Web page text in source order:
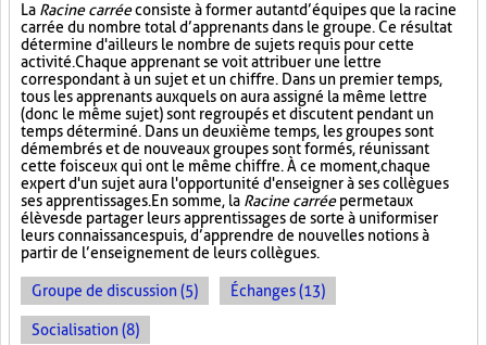
La Racine carréeconsiste à former autant d’équipes que la racine
carrée du nombre total d’apprenants dans le groupe. Ce résultat
détermine d'ailleurs le nombre de sujets requis pour cette
activité. Chaque apprenant se voit attribuer une lettre
correspondant à un sujet et un chiffre. Dans un premier temps,
tous les apprenants auxquels on aura assigné la même lettre
(donc le même sujet) sont regroupés et discutent pendant un
temps déterminé. Dans un deuxième temps, les groupes sont
démembrés et de nouveaux groupes sont formés, réunissant
cette fois ceux qui ont le même chiffre. À ce moment, chaque
expert d'un sujet aura l'opportunité d'enseigner à ses collègues
ses apprentissages. En somme, la Racine carréepermet aux
élèves de partager leurs apprentissages de sorte à uniformiser
leurs connaissances puis, d’apprendre de nouvelles notions à
partir de l’enseignement de leurs collègues.
Groupe de discussion (5) Échanges (13)
Socialisation (8)